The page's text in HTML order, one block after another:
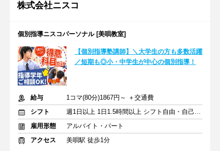
株式会社ニスコ
個別指導ニスコパーソナル [美唄教室]
【個別指導塾講師】＼大学生の方も多数活躍
／短期も◎小・中学生が中心の個別指導！
給与
1コマ(80分)1867円～ ＋交通費
シフト
週1日以上 1日1.5時間以上 シフト自由・自己申告
雇用形態
アルバイト・パート
アクセス
美唄駅 徒歩1分